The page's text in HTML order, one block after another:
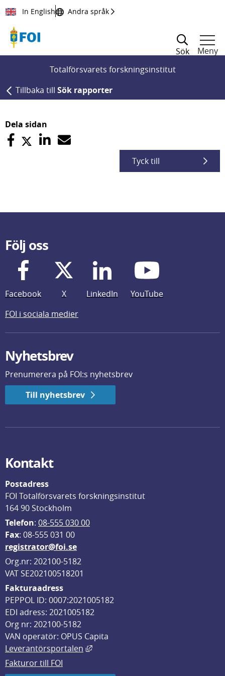
Till innehållet
In English Andra språk
Sök
Meny
Totalförsvarets forskningsinstitut
Tillbaka till Sök rapporter
Dela sidan
Tyck till
Följ oss
Facebook X LinkedIn
YouTube
FOI i sociala medier
Nyhetsbrev
Prenumerera på FOI:s nyhetsbrev
Till nyhetsbrev
Kontakt
Postadress
FOI Totalförsvarets forskningsinstitut
164 90 Stockholm
Telefon: 08-555 030 00
Fax: 08-555 031 00
registrator@foi.se
Org.nr: 202100-5182
VAT SE202100518201
Fakturaadress
PEPPOL ID: 0007:2021005182
EDI adress: 2021005182
Org nr: 202100-5182
VAN operatör: OPUS Capita
Leverantörsportalen
Länk till annan webbplats, öppnas
Fakturor till FOI